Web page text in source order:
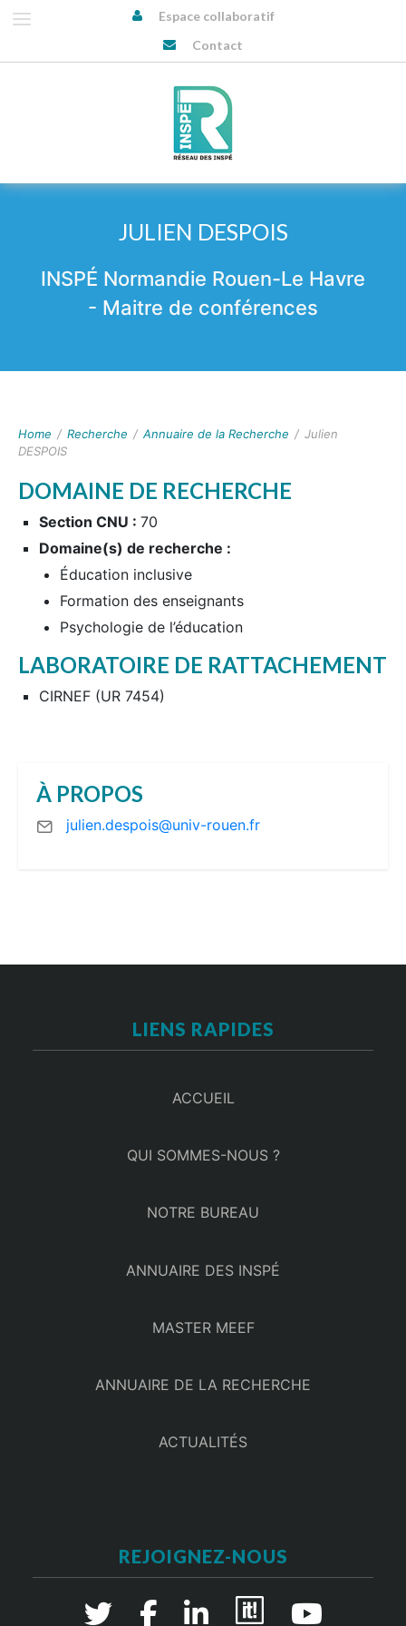
Espace collaboratif
Contact
JULIEN DESPOIS
INSPÉ Normandie Rouen-Le Havre
- Maitre de conférences
Home / Recherche / Annuaire de la Recherche / Julien
DESPOIS
DOMAINE DE RECHERCHE
Section CNU : 70
Domaine(s) de recherche :
Éducation inclusive
Formation des enseignants
Psychologie de l’éducation
LABORATOIRE DE RATTACHEMENT
CIRNEF (UR 7454)
À PROPOS
julien.despois@univ-rouen.fr
LIENS RAPIDES
ACCUEIL
QUI SOMMES-NOUS ?
NOTRE BUREAU
ANNUAIRE DES INSPÉ
MASTER MEEF
ANNUAIRE DE LA RECHERCHE
ACTUALITÉS
REJOIGNEZ-NOUS